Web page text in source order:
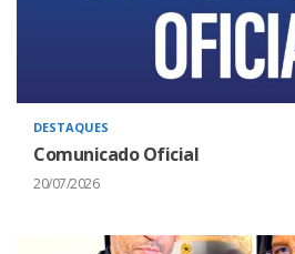
DESTAQUES
Comunicado Oficial
20/07/2026